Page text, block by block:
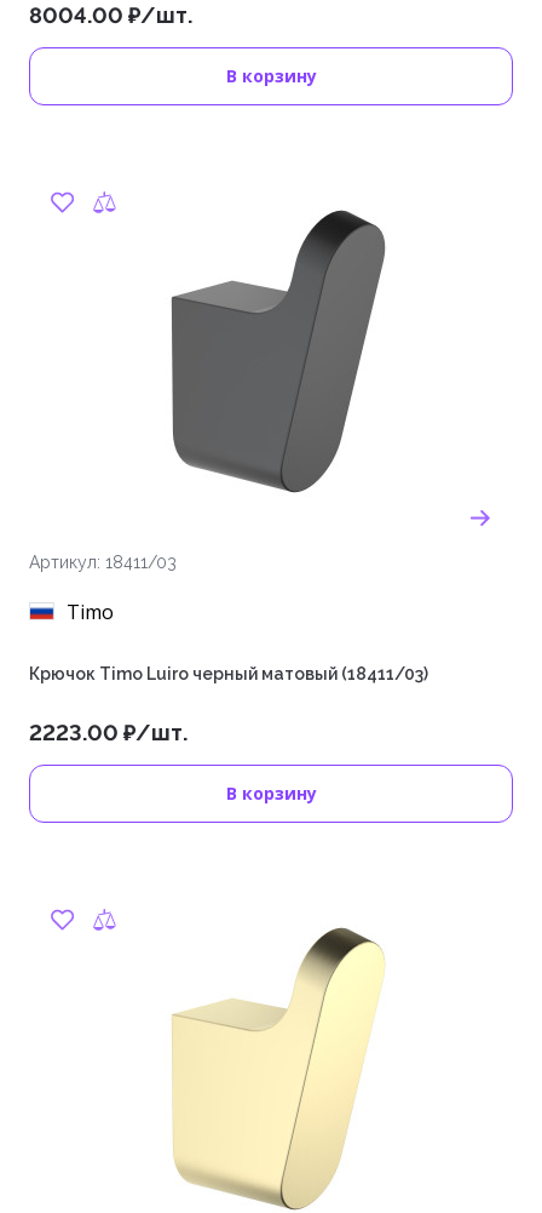
8004.00 ₽/шт.
В корзину
Артикул: 18411/03
Timo
Крючок Timo Luiro черный матовый (18411/03)
2223.00 ₽/шт.
В корзину